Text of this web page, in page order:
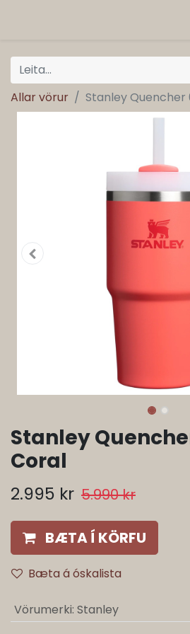
Allar vörur Stanley Quencher
Stanley
Coral
2.995 kr 5.990kr
BÆTA Í KÖRFU
Bæta á óskalista
Vörumerki: Stanley